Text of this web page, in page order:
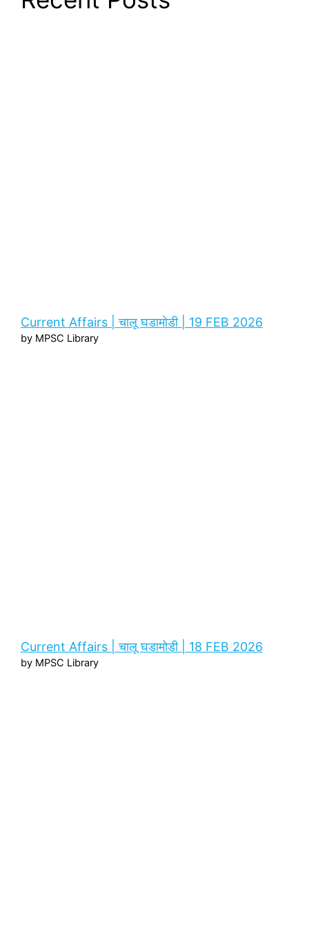
Current Affairs | चालू घडामोडी | 19 FEB 2026
by MPSC Library
Current Affairs | चालू घडामोडी | 18 FEB 2026
by MPSC Library